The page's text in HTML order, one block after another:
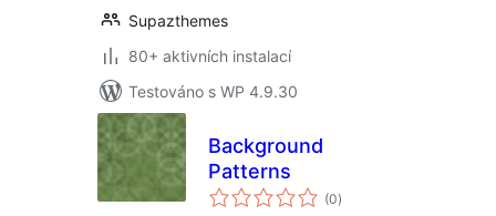
Supazthemes
80+ aktivních instalací
Testováno s WP 4.9.30
Background
Patterns
(0celkové
hodnocení
)